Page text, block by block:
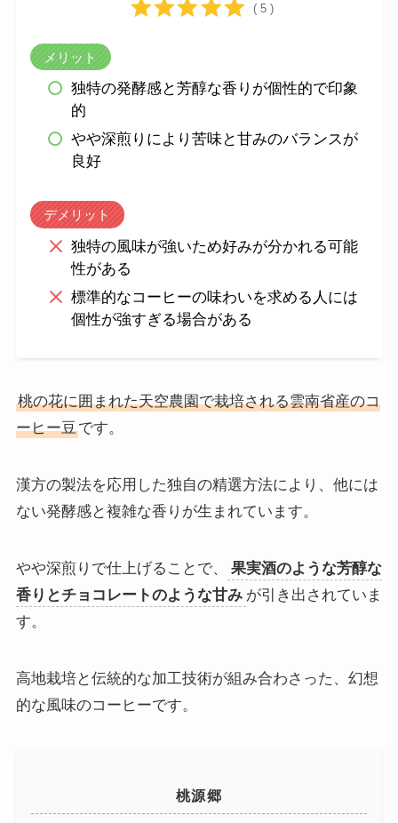
( 5 )
メリット
独特の発酵感と芳醇な香りが個性的で印象
的
やや深煎りにより苦味と甘みのバランスが
良好
デメリット
独特の風味が強いため好みが分かれる可能
性がある
標準的なコーヒーの味わいを求める人には
個性が強すぎる場合がある
桃の花に囲まれた天空農園で栽培される雲南省産のコ
ーヒー豆です。
漢方の製法を応用した独自の精選方法により、他には
ない発酵感と複雑な香りが生まれています。
やや深煎りで仕上げることで、
果実酒のような芳醇な
香りとチョコレートのような甘み が引き出されていま
す。
高地栽培と伝統的な加工技術が組み合わさった、幻想
的な風味のコーヒーです。
桃源郷